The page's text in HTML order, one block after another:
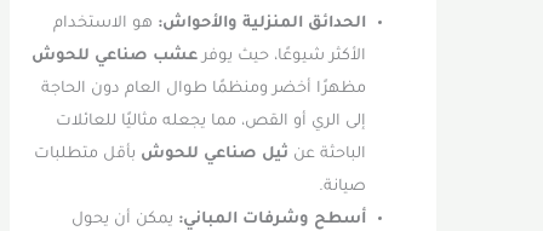
الحدائق المنزلية والأحواش:هو الاستخدام
الأكثر شيوعًا، حيث يوفر عشب صناعي للحوش
مظهرًا أخضر ومنظمًا طوال العام دون الحاجة
إلى الري أو القص، مما يجعله مثاليًا للعائلات
الباحثة عنثيل صناعي للحوشبأقل متطلبات
صيانة.
أسطح وشرفات المباني:يمكن أن يحول